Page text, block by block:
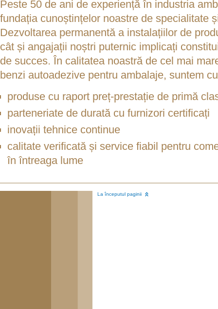
Peste 50 de ani de experiență în industria
fundația cunoștințelor noastre de specialitate
Dezvoltarea permanentă a instalațiilor de
cât și angajații noștri puternic implicați
de succes. În calitatea noastră de cel mai
benzi autoadezive pentru ambalaje, suntem
produse cu raport preț-prestație de primă
parteneriate de durată cu furnizori certificați
inovații tehnice continue
calitate verificată și service fiabil pentru
în întreaga lume
La începutul paginii